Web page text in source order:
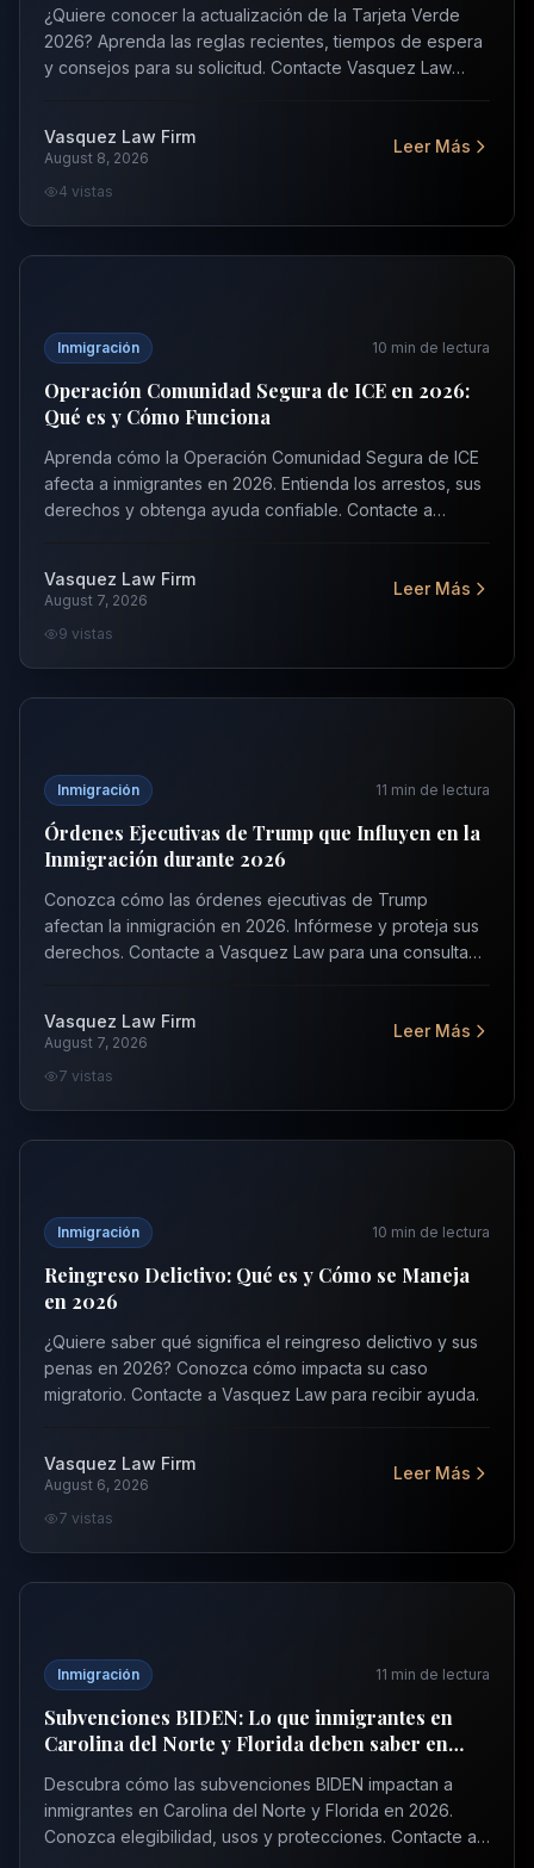
¿Quiere conocer la actualización de la Tarjeta Verde
2026? Aprenda las reglas recientes, tiempos de espera
y consejos para su solicitud. Contacte Vasquez Law
Vasquez Law Firm
August 8, 2026
Leer Más
4 vistas
Operación Comunidad Segura de ICE en 2026: Qué es
Inmigración 10 min de lectura
Operación Comunidad Segura de ICE en 2026:
Qué es y Cómo Funciona
Aprenda cómo la Operación Comunidad Segura de ICE
afecta a inmigrantes en 2026. Entienda los arrestos, sus
derechos y obtenga ayuda confiable. Contacte a
Vasquez Law Firm
August 7, 2026
Leer Más
9 vistas
Órdenes Ejecutivas de Trump que Influyen en la
Inmigración 11 min de lectura
Órdenes Ejecutivas de Trump que Influyen en la
Inmigración durante 2026
Conozca cómo las órdenes ejecutivas de Trump
afectan la inmigración en 2026. Infórmese y proteja sus
derechos. Contacte a Vasquez Law para una consulta
Vasquez Law Firm
August 7, 2026
Leer Más
7 vistas
Reingreso Delictivo: Qué es y Cómo se Maneja en 2026
Inmigración 10 min de lectura
Reingreso Delictivo: Qué es y Cómo se Maneja
en 2026
¿Quiere saber qué significa el reingreso delictivo y sus
penas en 2026? Conozca cómo impacta su caso
migratorio. Contacte a Vasquez Law para recibir ayuda.
Vasquez Law Firm
August 6, 2026
Leer Más
7 vistas
Subvenciones BIDEN: Lo que inmigrantes en Carolina
Inmigración 11 min de lectura
Subvenciones BIDEN: Lo que inmigrantes en
Carolina del Norte y Florida deben saber en
Descubra cómo las subvenciones BIDEN impactan a
inmigrantes en Carolina del Norte y Florida en 2026.
Conozca elegibilidad, usos y protecciones. Contacte a